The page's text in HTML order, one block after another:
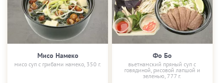
Мисо Намеко
мисо суп с грибами намеко, 350 г.
Фо Бо
вьетнамский пряный суп с
говядиной, рисовой лапшой и
зеленью, 777 г.